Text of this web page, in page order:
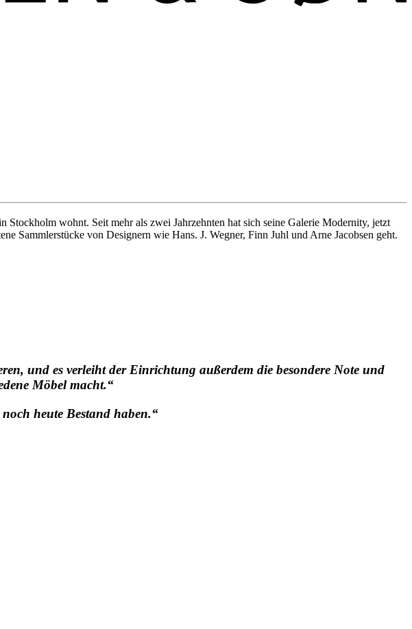
wohnt. Seit mehr als zwei Jahrzehnten hat sich seine Galerie Modernity, jetzt
Sammlerstücke von Designern wie Hans. J. Wegner, Finn Juhl und Arne Jacobsen geht.
und es verleiht der Einrichtung außerdem die besondere Note und
Möbel macht.“
heute Bestand haben.“